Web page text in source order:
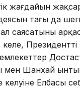
жағдайын
тағы да
саясатының
Президенттің
мен Шанхай
Елбасы